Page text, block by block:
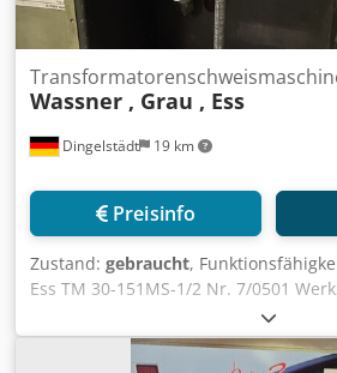
Dingelstädt 19 km
Wassner , Grau , Ess
Preisinfo
Zustand: gebraucht,
Ess TM 30-151MS-1/2 Nr. 7/0501
Nr. 454 Grau ASM 30-60 1990
BI210790 Nr. 455 Ess TM 30-122
/S1/2-2/N4 ,Nr. 82/0701 , Steuerung